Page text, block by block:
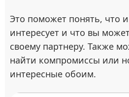
Это поможет понять, что
интересует и что вы
своему партнеру. Также
найти компромиссы или
интересные обоим.